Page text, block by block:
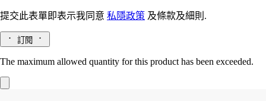
提交此表單即表示我同意 私隱政策 及條款及細則.
訂閱
The maximum allowed quantity for this product has been exceeded.